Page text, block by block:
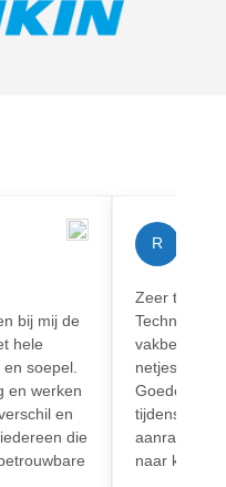
bij mij de
hele
soepel.
en werken
en
die
R
Zeer
Techniek!
netjes en
Goede
tijdens het
aanrader
naar